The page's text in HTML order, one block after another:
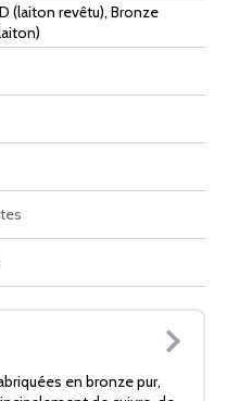
(laiton revêtu), Bronze
en bronze pur,